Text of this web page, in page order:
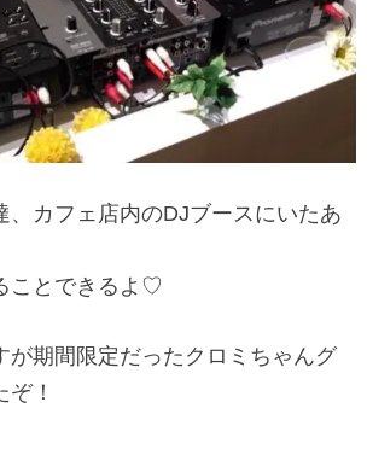
、カフェ店内のDJブースにいたあ
ことできるよ♡
が期間限定だったクロミちゃんグ
！